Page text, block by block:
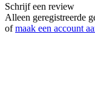
Schrijf een review
Alleen geregistreerde
ofmaak een account